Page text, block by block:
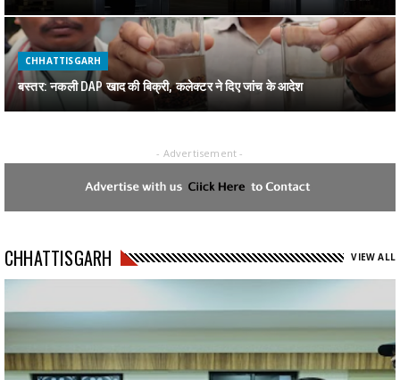
CHHATTISGARH
बस्तर: नकली DAP खाद की बिक्री, कलेक्टर ने दिए जांच के आदेश
जगदलपुर में पकड़ाया 1 करोड़ का गांजा
रायपुर : स्वेच्छानुदान मद से सुदूर वनांचल स्थित स्वामी आत्मानंद स्कूल, मांझीगुडा को
10 कंप्यूटर प्रदत्त
- Advertisement -
CHHATTISGARH VIEW ALL